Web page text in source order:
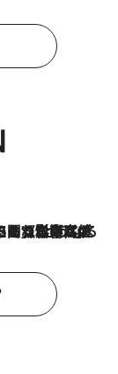
く？《エネルギー専門家に聞く“どうなる日本の暮らし”》